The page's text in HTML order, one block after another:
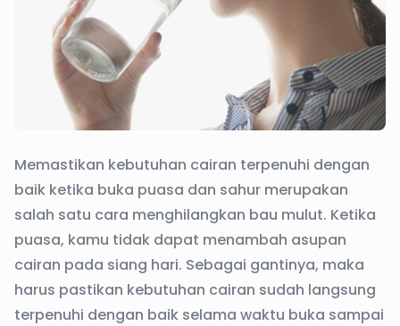
Memastikan kebutuhan cairan terpenuhi dengan
baik ketika buka puasa dan sahur merupakan
salah satu cara menghilangkan bau mulut. Ketika
puasa, kamu tidak dapat menambah asupan
cairan pada siang hari. Sebagai gantinya, maka
harus pastikan kebutuhan cairan sudah langsung
terpenuhi dengan baik selama waktu buka sampai